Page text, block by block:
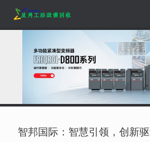
content
智邦国际：智慧引领，创新